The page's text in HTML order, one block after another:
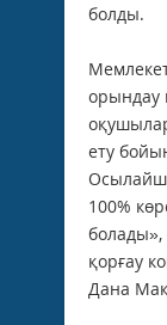
болды.
орындау
ету
100%
қорғау
Дана